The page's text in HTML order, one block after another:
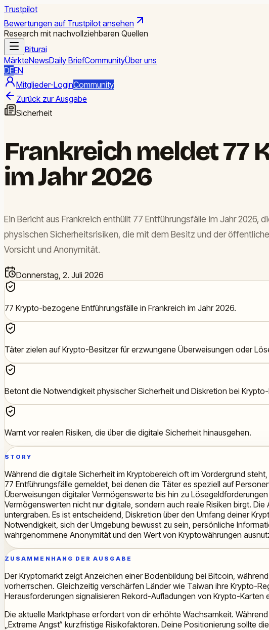
Trustpilot
Bewertungen auf Trustpilot ansehen
Research mit nachvollziehbaren Quellen
Biturai
MärkteNewsDaily BriefCommunityÜber uns
DEEN
Mitglieder-LoginCommunity
Zurück zur Ausgabe
Sicherheit
Frankreich meldet 77
im Jahr 2026
Ein Bericht aus Frankreich enthüllt 77 Entführungsfälle im Jahr
physischen Sicherheitsrisiken, die mit dem Besitz und der
Vorsicht und Anonymität.
Donnerstag, 2. Juli 2026
77 Krypto-bezogene Entführungsfälle in Frankreich im Jahr 2026.
Täter zielen auf Krypto-Besitzer für erzwungene Überweisungen oder
Betont die Notwendigkeit physischer Sicherheit und Diskretion bei
Warnt vor realen Risiken, die über die digitale Sicherheit hinausgehen.
STORY
Während die digitale Sicherheit im Kryptobereich oft im Vordergrund
77 Entführungsfälle gemeldet, bei denen die Täter es speziell auf
Überweisungen digitaler Vermögenswerte bis hin zu
Vermögenswerten nicht nur digitale, sondern auch reale Risiken birgt.
untergraben. Es ist entscheidend, Diskretion über den Umfang deiner
Notwendigkeit, sich der Umgebung bewusst zu sein, persönliche
wahrgenommene Anonymität und den Wert von Kryptowährungen
ZUSAMMENHANG DER AUSGABE
Der Kryptomarkt zeigt Anzeichen einer Bodenbildung bei Bitcoin,
vorherrschen. Gleichzeitig verschärfen Länder wie Taiwan ihre Krypto-
Herausforderungen signalisieren Rekord-Aufladungen von Krypto-
Die aktuelle Marktphase erfordert von dir erhöhte Wachsamkeit.
„Extreme Angst“ kurzfristige Risikofaktoren. Deine Positionierung sollte